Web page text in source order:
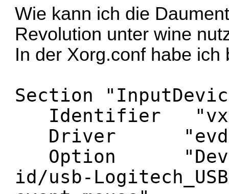
Wie kann ich die
Revolution unter wine
In der Xorg.conf habe
Section
Identifier
Driver
Option
id/usb-